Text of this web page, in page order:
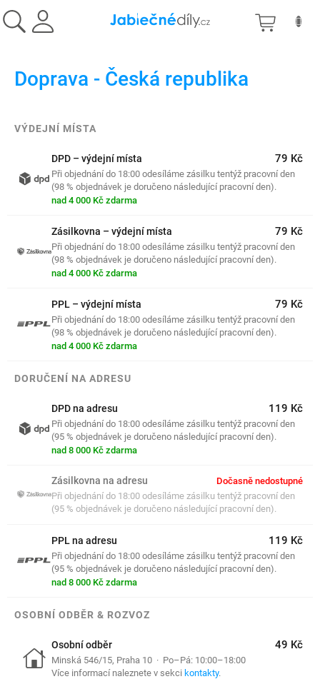
na
obsah
Doprava - Česká republika
VÝDEJNÍ MÍSTA
DPD – výdejní místa 79 Kč
Při objednání do 18:00 odesíláme zásilku tentýž pracovní den
(98 % objednávek je doručeno následující pracovní den).
nad 4 000 Kč zdarma
Zásilkovna – výdejní místa 79 Kč
Při objednání do 18:00 odesíláme zásilku tentýž pracovní den
(98 % objednávek je doručeno následující pracovní den).
nad 4 000 Kč zdarma
PPL – výdejní místa 79 Kč
Při objednání do 18:00 odesíláme zásilku tentýž pracovní den
(98 % objednávek je doručeno následující pracovní den).
nad 4 000 Kč zdarma
DORUČENÍ NA ADRESU
DPD na adresu 119 Kč
Při objednání do 18:00 odesíláme zásilku tentýž pracovní den
(95 % objednávek je doručeno následující pracovní den).
nad 8 000 Kč zdarma
Zásilkovna na adresu
Dočasně nedostupné
Při objednání do 18:00 odesíláme zásilku tentýž pracovní den
(95 % objednávek je doručeno následující pracovní den).
PPL na adresu 119 Kč
Při objednání do 18:00 odesíláme zásilku tentýž pracovní den
(95 % objednávek je doručeno následující pracovní den).
nad 8 000 Kč zdarma
OSOBNÍ ODBĚR & ROZVOZ
Osobní odběr 49 Kč
Minská 546/15, Praha 10 · Po–Pá: 10:00–18:00
Více informací naleznete v sekci kontakty.